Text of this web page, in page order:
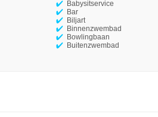
Babysitservice
Bar
Biljart
Binnenzwembad
Bowlingbaan
Buitenzwembad